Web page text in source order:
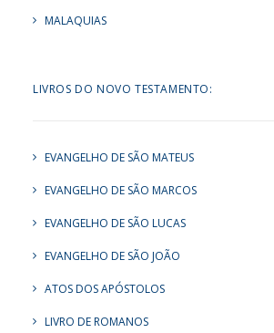
MALAQUIAS
LIVROS DO NOVO TESTAMENTO:
EVANGELHO DE SÃO MATEUS
EVANGELHO DE SÃO MARCOS
EVANGELHO DE SÃO LUCAS
EVANGELHO DE SÃO JOÃO
ATOS DOS APÓSTOLOS
LIVRO DE ROMANOS